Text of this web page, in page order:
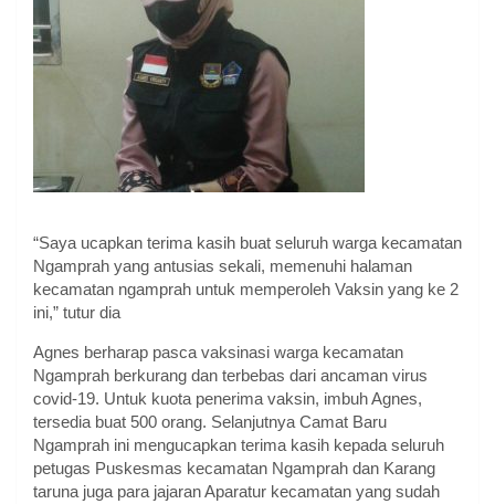
“Saya ucapkan terima kasih buat seluruh warga kecamatan
Ngamprah yang antusias sekali, memenuhi halaman
kecamatan ngamprah untuk memperoleh Vaksin yang ke 2
ini,” tutur dia
Agnes berharap pasca vaksinasi warga kecamatan
Ngamprah berkurang dan terbebas dari ancaman virus
covid-19. Untuk kuota penerima vaksin, imbuh Agnes,
tersedia buat 500 orang. Selanjutnya Camat Baru
Ngamprah ini mengucapkan terima kasih kepada seluruh
petugas Puskesmas kecamatan Ngamprah dan Karang
taruna juga para jajaran Aparatur kecamatan yang sudah